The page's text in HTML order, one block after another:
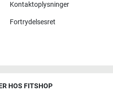
Kontaktoplysninger
Fortrydelsesret
HOS FITSHOP